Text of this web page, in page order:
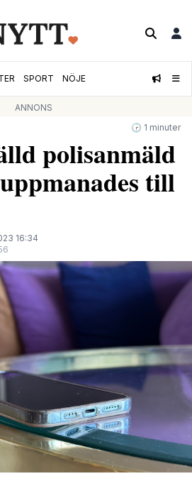
SPORT NÖJE
ANNONS
🕝 1 minuter
polisanmäld
till
16:34